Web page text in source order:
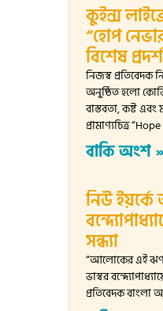
কুইন্স
“হোপ
বিশেষ
নিজস্ব প্রতিবেদক
অনুষ্ঠিত হলো
বাস্তবতা, কষ্ট এবং
প্রামাণ্যচিত্র “Hope
বাকি অংশ »
নিউ
সন্ধ্যা
“আলোকের এই
ভাস্বর
প্রতিবেদক বাংলা